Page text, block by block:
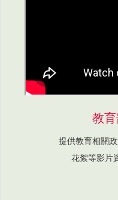
教
提供教育相關
花絮等影片